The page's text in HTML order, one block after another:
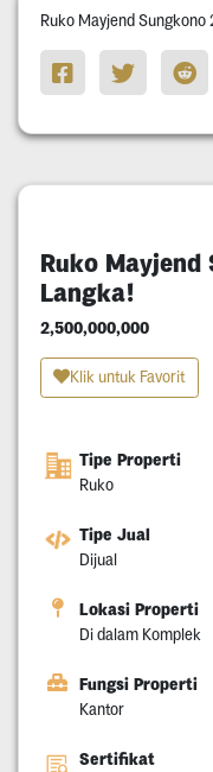
Ruko Mayjend Sungkono
Ruko Mayjend
Langka!
2,500,000,000
Klik untuk Favorit
Tipe Properti
Ruko
Tipe Jual
Dijual
Lokasi Properti
Di dalam Komplek
Fungsi Properti
Kantor
Sertifikat